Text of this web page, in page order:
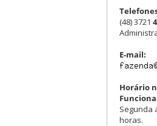
(48) 3721
E-mail:
Horário
Segunda
horas.